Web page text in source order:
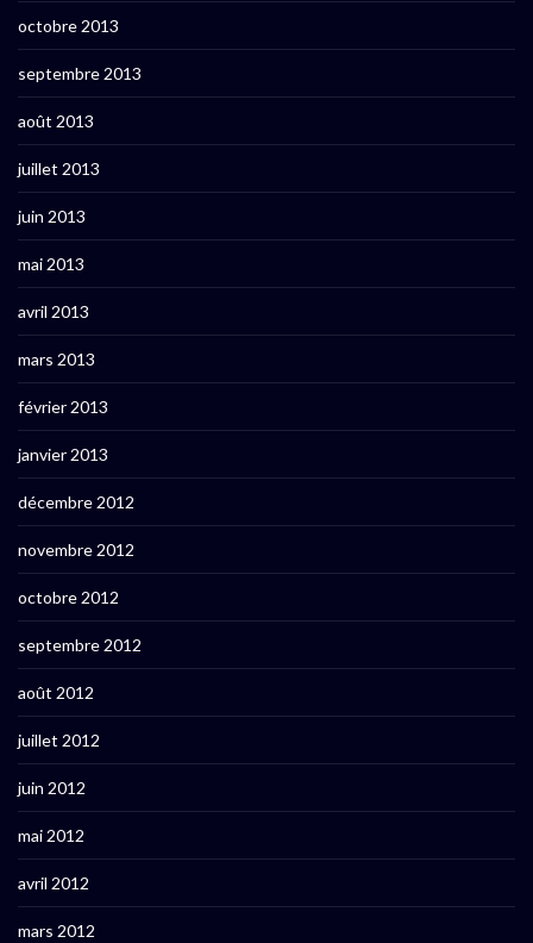
octobre 2013
septembre 2013
août 2013
juillet 2013
juin 2013
mai 2013
avril 2013
mars 2013
février 2013
janvier 2013
décembre 2012
novembre 2012
octobre 2012
septembre 2012
août 2012
juillet 2012
juin 2012
mai 2012
avril 2012
mars 2012